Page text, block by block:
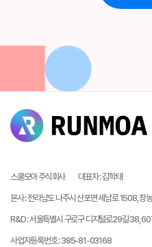
스쿨모아 주식회사 대표자:김학태
본사:전라남도 나주시 산포면 세남로 1508, 창
R&D:서울특별시 구로구 디지털로29길 38,
사업자등록번호:385-81-03168